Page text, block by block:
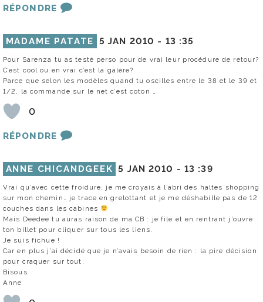
RÉPONDRE
MADAME PATATE 5 JAN 2010 - 13 :35
Pour Sarenza tu as testé perso pour de vrai leur procédure de retour?
C’est cool ou en vrai c’est la galère?
Parce que selon les modèles quand tu oscilles entre le 38 et le 39 et
1/2, la commande sur le net c’est coton …
0
RÉPONDRE
ANNE CHICANDGEEK 5 JAN 2010 - 13 :39
Vrai qu’avec cette froidure, je me croyais à l’abri des haltes shopping
sur mon chemin… je trace en grelottant et je me déshabille pas de 12
couches dans les cabines
Mais Deedee tu auras raison de ma CB : je file et en rentrant j’ouvre
ton billet pour cliquer sur tous les liens.
Je suis fichue !
Car en plus j’ai décidé que je n’avais besoin de rien : la pire décision
pour craquer sur tout.
Bisous
Anne